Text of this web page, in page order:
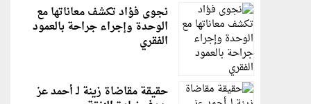
نجوى فؤاد تكشف معاناتها مع
الوحدة وإجراء جراحة بالعمود
الفقري
حقيقة مقاضاة زينة لـ أحمد عز